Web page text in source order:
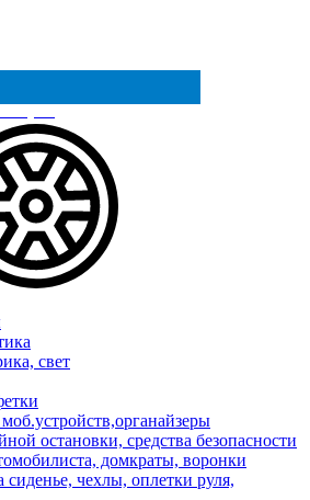
свет
остановки, средства безопасности
домкраты, воронки
чехлы, оплетки руля,